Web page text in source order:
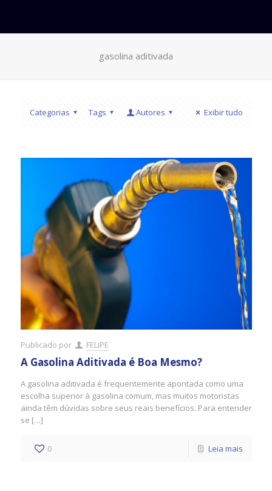
gasolina aditivada
Categorias Tags Autores Exibir tudo
Publicado por FELIPE
A Gasolina Aditivada é Boa Mesmo?
A gasolina aditivada é frequentemente apontada como uma
escolha superior à gasolina comum, mas muitos motoristas
ainda têm dúvidas sobre seus reais benefícios. Para entender
se […]
0 Leia mais